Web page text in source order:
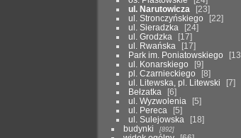
ul. Narutowicza
23
ul. Stronczyńskiego
22
ul. Sieradzka
24
ul. Grodzka
17
ul. Rwańska
17
Park im. Poniatowskiego
13
ul. Konarskiego
9
pl. Czarnieckiego
8
ul. Litewska, pl. Litewski
7
Bełzatka
6
ul. Wyzwolenia
5
ul. Pereca
5
ul. Sulejowska
18
budynki
892